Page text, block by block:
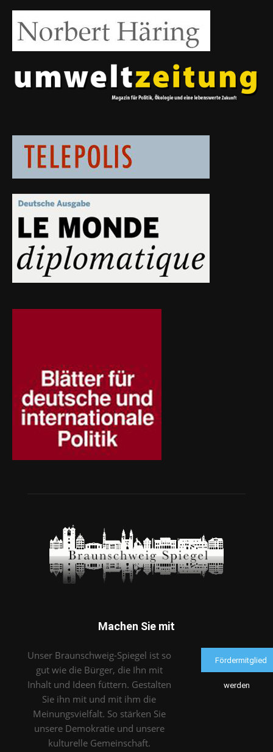
Machen Sie mit
Unser Braunschweig-Spiegel ist so
gut wie die Bürger, die Ihn mit
Inhalt und Ideen füttern. Gestalten
Sie ihn mit und mit ihm die
Meinungsvielfalt. So stärken Sie
unsere Demokratie und unsere
kulturelle Gemeinschaft.
Fördermitglied
werden